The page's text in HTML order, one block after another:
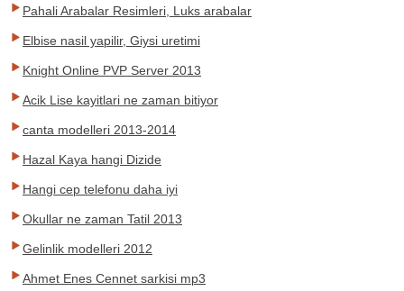
Pahali Arabalar Resimleri, Luks arabalar
Elbise nasil yapilir, Giysi uretimi
Knight Online PVP Server 2013
Acik Lise kayitlari ne zaman bitiyor
canta modelleri 2013-2014
Hazal Kaya hangi Dizide
Hangi cep telefonu daha iyi
Okullar ne zaman Tatil 2013
Gelinlik modelleri 2012
Ahmet Enes Cennet sarkisi mp3